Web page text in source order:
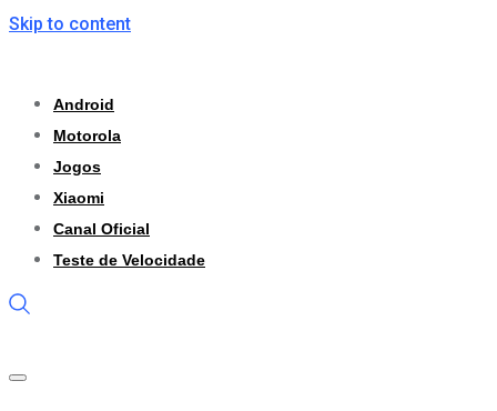
Skip to content
Android
Motorola
Jogos
Xiaomi
Canal Oficial
Teste de Velocidade